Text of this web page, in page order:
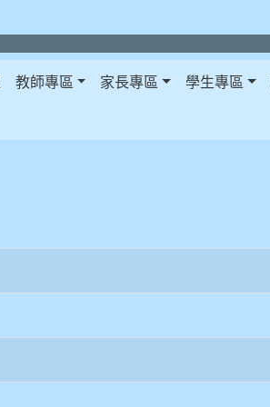
教師專區 家長專區 學生專區